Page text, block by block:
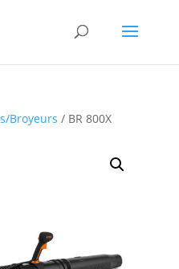
Broyeurs / BR 800X